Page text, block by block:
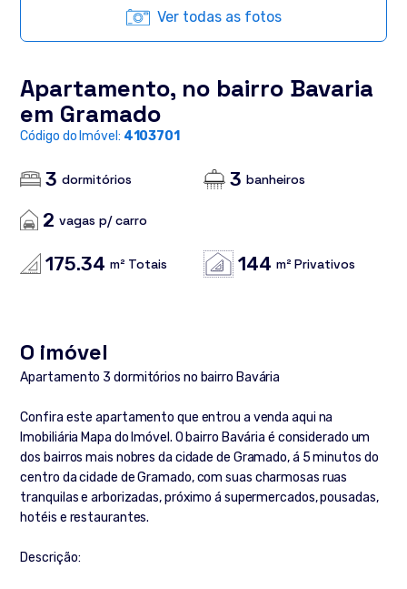
Ver todas as fotos
Apartamento, no bairro Bavaria
em Gramado
Código do Imóvel: 4103701
3 dormitórios 3 banheiros
2 vagas p/ carro
175.34 m² Totais 144 m² Privativos
O imóvel
Apartamento 3 dormitórios no bairro Bavária
Confira este apartamento que entrou a venda aqui na
Imobiliária Mapa do Imóvel. O bairro Bavária é considerado um
dos bairros mais nobres da cidade de Gramado, á 5 minutos do
centro da cidade de Gramado, com suas charmosas ruas
tranquilas e arborizadas, próximo á supermercados, pousadas,
hotéis e restaurantes.
Descrição: